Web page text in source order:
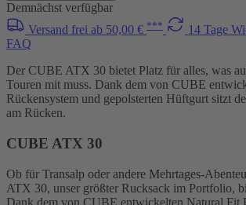
Demnächst verfügbar
Versand frei ab 50,00 € ***
14 Tage
FAQ
Der CUBE ATX 30 bietet Platz für alles, was
Touren mit muss. Dank dem von CUBE
Rückensystem und gepolsterten Hüftgurt sitzt
am Rücken.
CUBE ATX 30
Ob für Transalp oder andere Mehrtages-
ATX 30, unser größter Rucksack im Portfolio,
Dank dem von CUBE entwickelten Natural Fit